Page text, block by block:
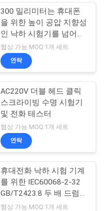
300 밀리미터는 휴대폰
을 위한 높이 공압 지향성
인 낙하 시험기를 넘어뜨
립니다
협상 가능 MOQ:1개 세트
연락
AC220V 더블 헤드 클릭
스크라이빙 수명 시험기
및 전화 테스터
협상 가능 MOQ:1개 세트
연락
휴대전화 낙하 시험 기계
를 위한 IEC60068-2-32
GB/T2423.8 두 배 드럼
낙하 시험 기계
협상 가능 MOQ:1개 세트